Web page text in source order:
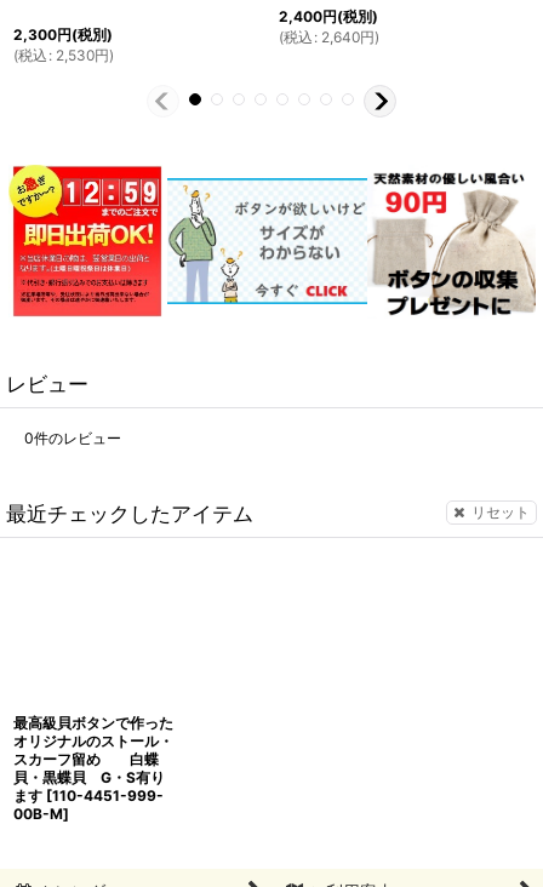
2,300円(税別)
(税込 : 2,530円)
2,400円(税別)
(税込 : 2,640円)
レビュー
0件のレビュー
最近チェックしたアイテム リセット
最高級貝ボタンで作った
オリジナルのストール・
スカーフ留め 白蝶
貝・黒蝶貝 G・S有り
ます [110-4451-999-
00B-M]